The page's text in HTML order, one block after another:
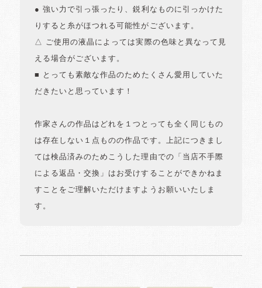
● 強い力で引っ張ったり、鋭利なものに引っかけた
りすると糸がほつれる可能性がございます。
△ ご使用の液晶によっては実際の色味と異なって見
える場合がございます。
■ とっても素敵な作品のためたくさん愛用していた
だきたいと思っています！
作家さんの作品はどれを１つとっても全く同じもの
は存在しない１点ものの作品です。上記につきまし
ては検品済みのためこうした理由での「当店不手際
による返品・交換」はお受けすることができかねま
すことをご理解いただけますようお願いいたしま
す。